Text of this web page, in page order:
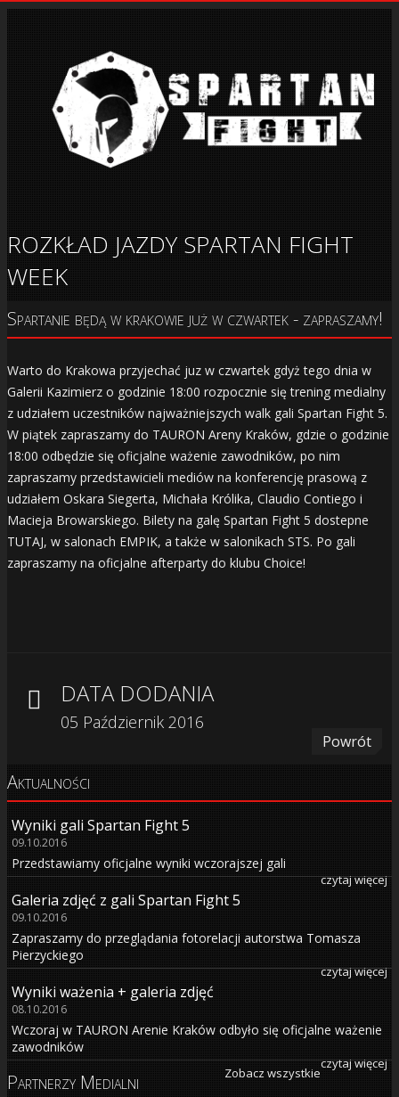
ROZKŁAD JAZDY SPARTAN FIGHT
WEEK
Spartanie będą w krakowie już w czwartek - zapraszamy!
Warto do Krakowa przyjechać juz w czwartek gdyż tego dnia w
Galerii Kazimierz o godzinie 18:00 rozpocznie się trening medialny
z udziałem uczestników najważniejszych walk gali Spartan Fight 5.
W piątek zapraszamy do TAURON Areny Kraków, gdzie o godzinie
18:00 odbędzie się oficjalne ważenie zawodników, po nim
zapraszamy przedstawicieli mediów na konferencję prasową z
udziałem Oskara Siegerta, Michała Królika, Claudio Contiego i
Macieja Browarskiego. Bilety na galę Spartan Fight 5 dostepne
TUTAJ, w salonach EMPIK, a także w salonikach STS. Po gali
zapraszamy na oficjalne afterparty do klubu Choice!
DATA DODANIA
05 Październik 2016
Powrót
Aktualności
Wyniki gali Spartan Fight 5
09.10.2016
Przedstawiamy oficjalne wyniki wczorajszej gali
czytaj więcej
Galeria zdjęć z gali Spartan Fight 5
09.10.2016
Zapraszamy do przeglądania fotorelacji autorstwa Tomasza
Pierzyckiego
czytaj więcej
Wyniki ważenia + galeria zdjęć
08.10.2016
Wczoraj w TAURON Arenie Kraków odbyło się oficjalne ważenie
zawodników
czytaj więcej
Zobacz wszystkie
Partnerzy Medialni